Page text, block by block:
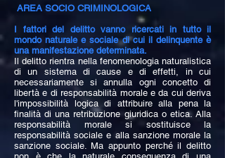
AREA SOCIO CRIMINOLOGICA
I fattori del delitto vanno ricercati in tutto il
mondo naturale e sociale di cui il delinquente è
una manifestazione determinata.
Il delitto rientra nella fenomenologia naturalistica
di un sistema di cause e di effetti, in cui
necessariamente si annulla ogni concetto di
libertà e di responsabilità morale e da cui deriva
l'impossibilità logica di attribuire alla pena la
finalità di una retribuzione giuridica o etica. Alla
responsabilità morale si sostituisce la
responsabilità sociale e alla sanzione morale la
sanzione sociale. Ma appunto perché il delitto